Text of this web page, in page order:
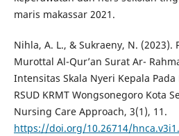
maris makassar 2021.
Nihla, A. L., & Sukraeny, N. (2023).
Murottal Al-Qur’an Surat Ar-
Intensitas Skala Nyeri Kepala Pada
RSUD KRMT Wongsonegoro Kota
Nursing Care Approach, 3(1), 11.
https://doi.org/10.26714/